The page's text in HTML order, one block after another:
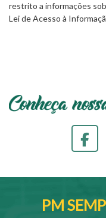
restrito a informações
Lei de Acesso à
PM